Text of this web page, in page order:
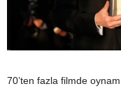
70’ten fazla filmde